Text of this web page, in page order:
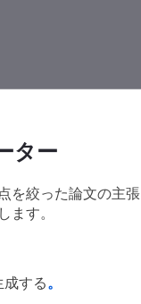
ター
を絞った論文の主
ます。
する。